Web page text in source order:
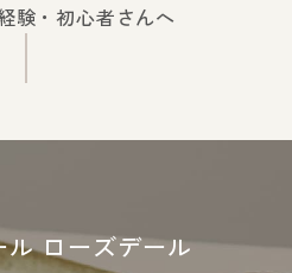
験・初心者さんへ
ル ローズデール